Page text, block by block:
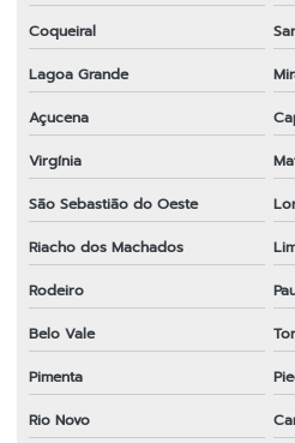
Coqueiral
Lagoa Grande
Açucena
Virgínia
São Sebastião do Oeste
Riacho dos Machados
Rodeiro
Belo Vale
Pimenta
Rio Novo